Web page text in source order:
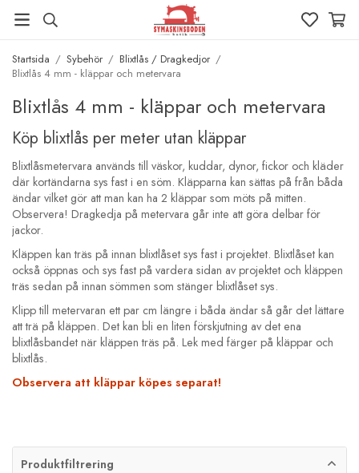
Startsida / Sybehör / Blixtlås / Dragkedjor /
Blixtlås 4 mm - kläppar och metervara
Blixtlås 4 mm - kläppar och metervara
Köp blixtlås per meter utan kläppar
Blixtlåsmetervara används till väskor, kuddar, dynor, fickor och kläder
där kortändarna sys fast i en söm. Kläpparna kan sättas på från båda
ändar vilket gör att man kan ha 2 kläppar som möts på mitten.
Observera! Dragkedja på metervara går inte att göra delbar för
jackor.
Kläppen kan träs på innan blixtlåset sys fast i projektet. Blixtlåset kan
också öppnas och sys fast på vardera sidan av projektet och kläppen
träs sedan på innan sömmen som stänger blixtlåset sys.
Klipp till metervaran ett par cm längre i båda ändar så går det lättare
att trä på kläppen. Det kan bli en liten förskjutning av det ena
blixtlåsbandet när kläppen träs på. Lek med färger på kläppar och
blixtlås.
Observera att kläppar köpes separat!
Produktfiltrering